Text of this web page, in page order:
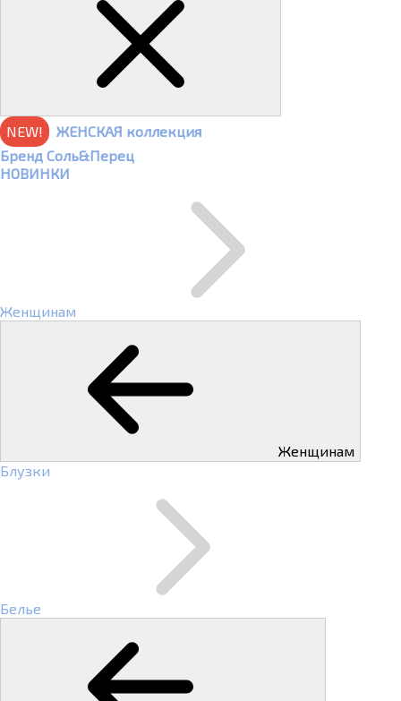
NEW!
ЖЕНСКАЯ коллекция
Бренд Соль&Перец
НОВИНКИ
Женщинам
Женщинам
Блузки
Белье